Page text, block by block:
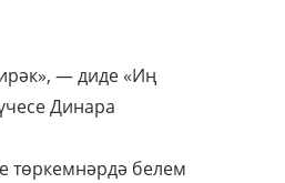
— диде «Иң
Динара
төркемнәрдә белем